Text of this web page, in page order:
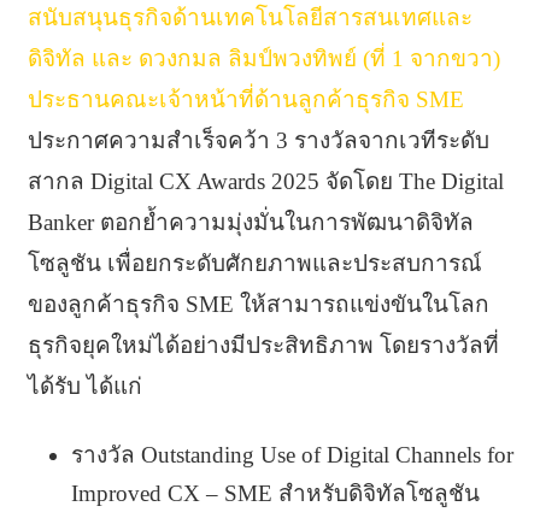
สนับสนุนธุรกิจด้านเทคโนโลยีสารสนเทศและ
ดิจิทัล และ ดวงกมล ลิมป์พวงทิพย์ (ที่ 1 จากขวา)
ประธานคณะเจ้าหน้าที่ด้านลูกค้าธุรกิจ SME
ประกาศความสำเร็จคว้า 3 รางวัลจากเวทีระดับ
สากล Digital CX Awards 2025 จัดโดย The Digital
Banker ตอกย้ำความมุ่งมั่นในการพัฒนาดิจิทัล
โซลูชัน เพื่อยกระดับศักยภาพและประสบการณ์
ของลูกค้าธุรกิจ SME ให้สามารถแข่งขันในโลก
ธุรกิจยุคใหม่ได้อย่างมีประสิทธิภาพ โดยรางวัลที่
ได้รับ ได้แก่
รางวัล Outstanding Use of Digital Channels for
Improved CX – SME สำหรับดิจิทัลโซลูชัน